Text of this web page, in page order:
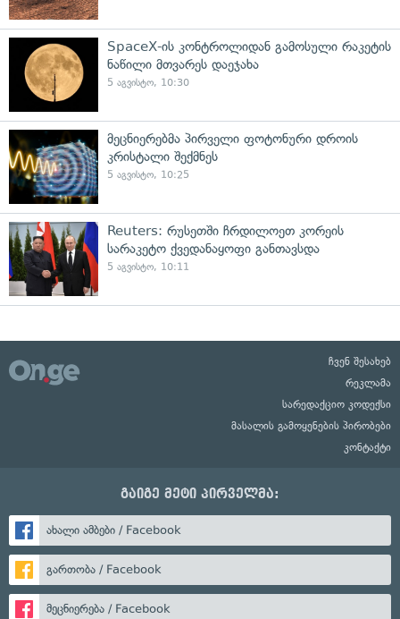
SpaceX-ის კონტროლიდან გამოსული რაკეტის
ნაწილი მთვარეს დაეჯახა
5 აგვისტო, 10:30
მეცნიერებმა პირველი ფოტონური დროის
კრისტალი შექმნეს
5 აგვისტო, 10:25
Reuters: რუსეთში ჩრდილოეთ კორეის
სარაკეტო ქვედანაყოფი განთავსდა
5 აგვისტო, 10:11
ჩვენ შესახებ
რეკლამა
სარედაქციო კოდექსი
მასალის გამოყენების პირობები
კონტაქტი
გაიგე მეტი პირველმა:
ახალი ამბები / Facebook
გართობა / Facebook
მეცნიერება / Facebook